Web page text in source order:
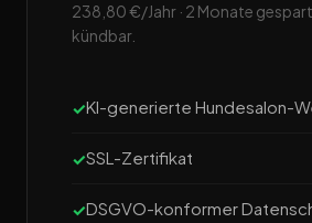
238,80 €/Jahr · 2 Monate gespart
kündbar.
KI-generierte Hundesalon-
SSL-Zertifikat
DSGVO-konformer